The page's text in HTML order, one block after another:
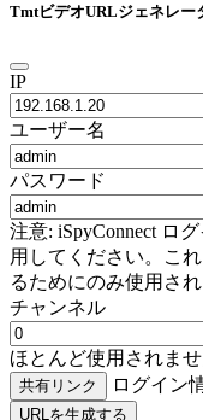
TmtビデオURLジェネレー
IP
ユーザー名
パスワード
注意: iSpyConnect ロ
用してください。こ
るためにのみ使用さ
チャンネル
ほとんど使用されませ
共有リンク ログイン
URLを生成する